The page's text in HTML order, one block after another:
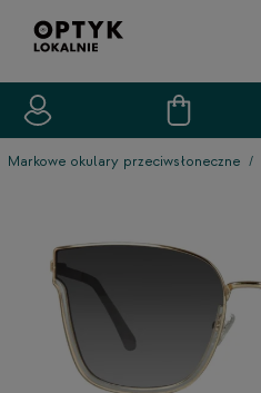
Markowe okulary przeciwsłoneczne